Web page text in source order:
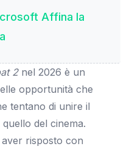
Affina la
2nel 2026 è un
opportunità che
tentano di unire il
del cinema.
risposto con